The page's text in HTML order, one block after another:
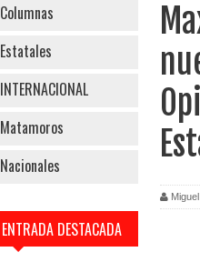
Columnas
Estatales
INTERNACIONAL
Matamoros
Nacionales
ENTRADA DESTACADA